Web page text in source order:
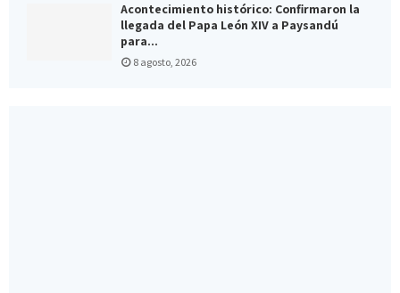
Acontecimiento histórico: Confirmaron la
llegada del Papa León XIV a Paysandú
para...
8 agosto, 2026